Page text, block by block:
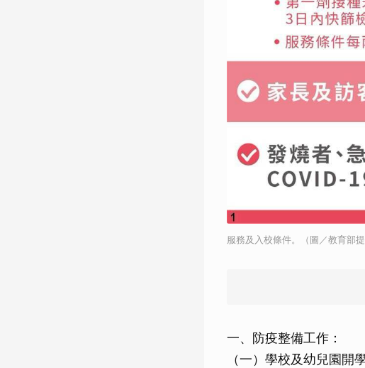
服務及入校條件。（圖／教育部提
一、防疫整備工作：
（一）學校及幼兒園